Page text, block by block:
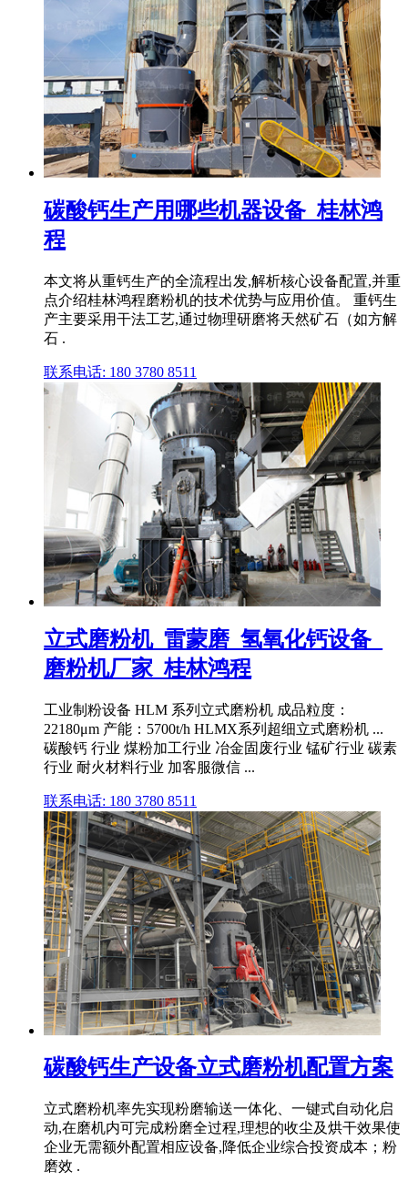
碳酸钙生产用哪些机器设备_桂林鸿
程
本文将从重钙生产的全流程出发,解析核心设备配置,并重
点介绍桂林鸿程磨粉机的技术优势与应用价值。 重钙生
产主要采用干法工艺,通过物理研磨将天然矿石（如方解
石 .
联系电话: 180 3780 8511
立式磨粉机_雷蒙磨_氢氧化钙设备_
磨粉机厂家_桂林鸿程
工业制粉设备 HLM 系列立式磨粉机 成品粒度：
22180μm 产能：5700t/h HLMX系列超细立式磨粉机 ...
碳酸钙 行业 煤粉加工行业 冶金固废行业 锰矿行业 碳素
行业 耐火材料行业 加客服微信 ...
联系电话: 180 3780 8511
碳酸钙生产设备立式磨粉机配置方案
立式磨粉机率先实现粉磨输送一体化、一键式自动化启
动,在磨机内可完成粉磨全过程,理想的收尘及烘干效果使
企业无需额外配置相应设备,降低企业综合投资成本；粉
磨效 .